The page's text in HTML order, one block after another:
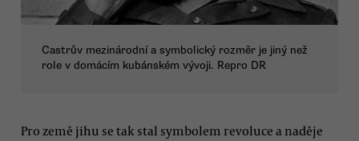
Castrův mezinárodní a symbolický rozměr je jiný než
role v domácím kubánském vývoji. Repro DR
Pro země jihu se tak stal symbolem revoluce a naděje